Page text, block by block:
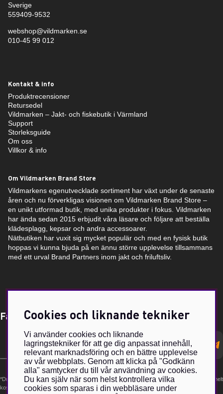
Sverige
559409-9532
webshop@vildmarken.se
010-45 99 012
Kontakt & info
Produktrecensioner
Retursedel
Vildmarken – Jakt- och fiskebutik i Värmland
Support
Storleksguide
Om oss
Villkor & info
Om Vildmarken Brand Store
Vildmarkens egenutvecklade sortiment har växt under de senaste
åren och nu förverkligas visionen om Vildmarken Brand Store –
en unikt utformad butik, med unika produkter i fokus. Vildmarken
har ända sedan 2015 erbjudit våra läsare och följare att beställa
klädesplagg, kepsar och andra accessoarer.
Nätbutiken har vuxit sig mycket populär och med en fysisk butik
hoppas vi kunna bjuda på en ännu större upplevelse tillsammans
med ett urval Brand Partners inom jakt och friluftsliv.
Få Magasin Vildmarken direkt till din e-post!*
postadress
*Du kan även få erbjudanden och nyheter från samarbetspartners. Din prenumeration är helt
kostnadsfri och kan avslutas när som helst.
Cookies och liknande tekniker
Vi använder cookies och liknande
lagringstekniker för att ge dig anpassat innehåll,
relevant marknadsföring och en bättre upplevelse
av vår webbplats. Genom att klicka på "Godkänn
alla" samtycker du till vår användning av cookies.
Du kan själv när som helst kontrollera vilka
cookies som sparas i din webbläsare under